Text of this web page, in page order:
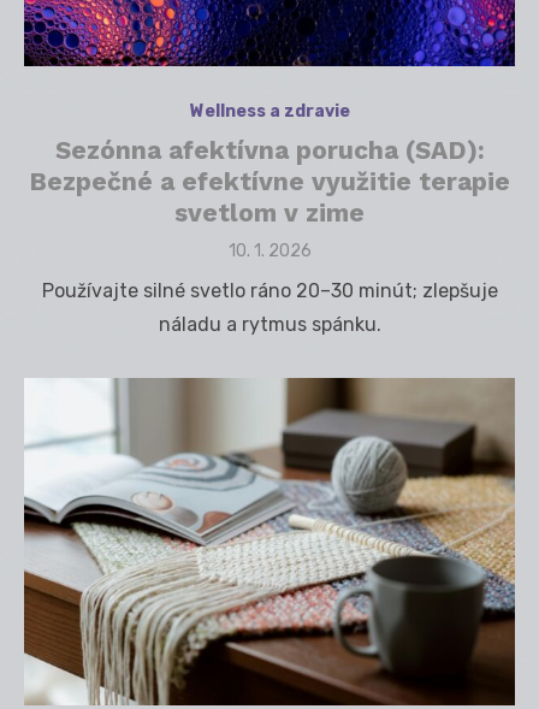
Wellness a zdravie
Sezónna afektívna porucha (SAD):
Bezpečné a efektívne využitie terapie
svetlom v zime
Posted
10. 1. 2026
Používajte silné svetlo ráno 20–30 minút; zlepšuje
náladu a rytmus spánku.